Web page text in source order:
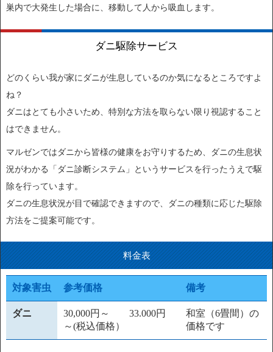
巣内で大発生した場合に、移動して人から吸血します。
ダニ駆除サービス
どのくらい我が家にダニが生息しているのか気になるところですよ
ね？
ダニはとても小さいため、特別な方法を取らない限り視認すること
はできません。
マルゼンではダニから皆様の健康をお守りするため、ダニの生息状
況がわかる「ダニ診断システム」というサービスを行ったうえで駆
除を行っています。
ダニの生息状況が目で確認できますので、ダニの種類に応じた駆除
方法をご提案可能です。
料金表
対象害虫 参考価格 備考
ダニ
30,000円～ 33.000円
～(税込価格）
和室（6畳間）の
価格です